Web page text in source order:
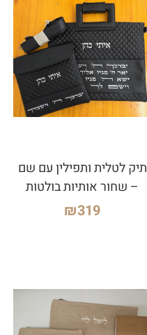
תיק לטלית ותפילין עם שם
– שחור אותיות בולטות
₪319